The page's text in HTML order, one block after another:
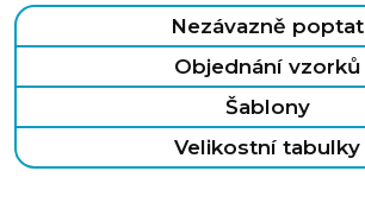
Nezávazně poptat
Objednání vzorků
Šablony
Velikostní tabulky